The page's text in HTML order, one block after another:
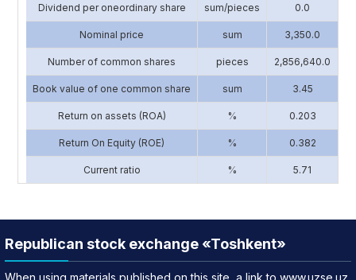
Dividend per oneordinary share sum/pieces 0.0
Nominal price sum 3,350.0
Number of common shares pieces 2,856,640.0
Book value of one common share sum 3.45
Return on assets (ROA) % 0.203
Return On Equity (ROE) % 0.382
Current ratio % 5.71
Republican stock exchange «Toshkent»
When using materials published on this site, a link to www.uzse.uz